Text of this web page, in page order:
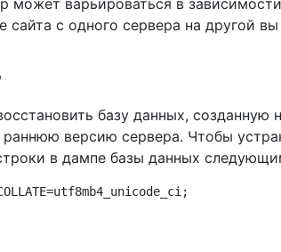
может варьироваться в
сайта с одного сервера на другой
базу данных, созданную
версию сервера. Чтобы
в дампе базы данных